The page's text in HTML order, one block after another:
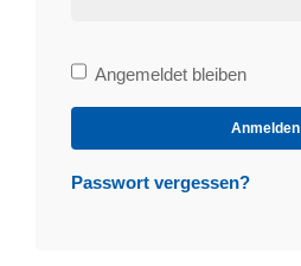
Bleibe
angemeldet
Angemeldet bleiben
Anmelden
Passwort vergessen?